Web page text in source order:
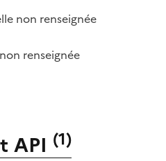
non renseignée
renseignée
API (1)